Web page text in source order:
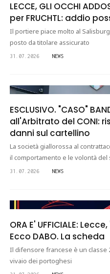
LECCE, GLI OCCHI
per FRUCHTL: addio
Il portiere piace molto al
posto da titolare assicurato
31.07.2026 NEWS
ESCLUSIVO. "CASO"
all'Arbitrato del CONI:
danni sul cartellino
La società giallorossa al
il comportamento e le volontà
31.07.2026 NEWS
ORA E' UFFICIALE:
Ecco DABO. La scheda
Il difensore francese è un classe
vivaio dei portoghesi